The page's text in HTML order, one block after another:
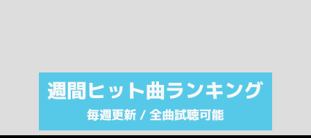
注目カテゴリ
オリジナルiTunes週間トップソング